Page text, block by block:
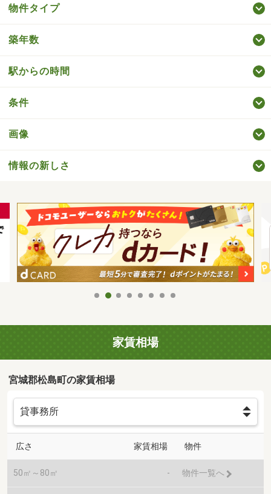
物件タイプ
築年数
駅からの時間
条件
画像
情報の新しさ
家賃相場
宮城郡松島町の家賃相場
広さ 家賃相場 物件
50㎡～80㎡ - 物件一覧へ